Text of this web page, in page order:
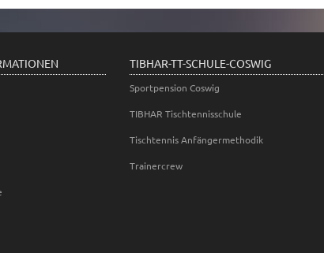
TIBHAR-TT-SCHULE-COSWIG
Sportpension Coswig
TIBHAR Tischtennisschule
Tischtennis Anfängermethodik
Trainercrew